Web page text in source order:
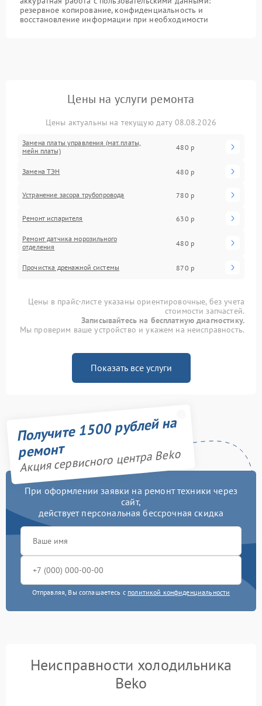
резервное копирование, конфиденциальность и
восстановление информации при необходимости
Цены на услуги ремонта
Цены актуальны на текущую дату 08.08.2026
Замена платы управления (мат.платы,
мейн платы)
480 р
Замена ТЭН 480 р
Устранение засора трубопровода 780 р
Ремонт испарителя 630 р
Ремонт датчика морозильного
отделения
480 р
Прочистка дренажной системы 870 р
Цены в прайс-листе указаны ориентировочные, без учета
стоимости запчастей.
Записывайтесь на бесплатную диагностику.
Мы проверим ваше устройство и укажем на неисправность.
Показать все услуги
Получите 1500 рублей на
ремонт
Акция сервисного центра Beko
При оформлении заявки на ремонт техники через
сайт,
действует персональная бессрочная скидка
Отправляя, Вы соглашаетесь с политикой конфиденциальности
Неисправности холодильника
Beko